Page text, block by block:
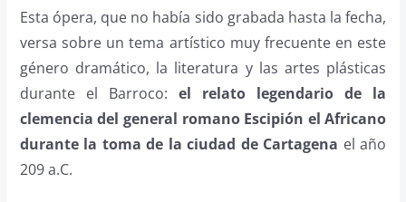
Esta ópera, que no había sido grabada hasta la fecha,
versa sobre un tema artístico muy frecuente en este
género dramático, la literatura y las artes plásticas
durante el Barroco: el relato legendario de la
clemencia del general romano Escipión el Africano
durante la toma de la ciudad de Cartagena el año
209 a.C.